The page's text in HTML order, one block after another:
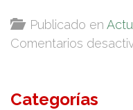
Publicado en
Comentarios
Categorías